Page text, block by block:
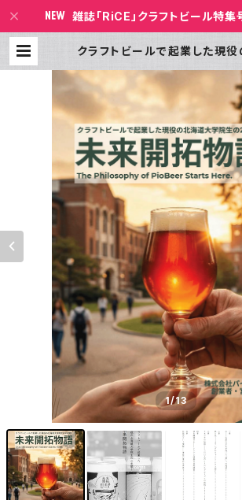
雑誌「RiCE」クラフトビール特集
クラフトビールで起業した現役
書店ビールの放課後
1/13